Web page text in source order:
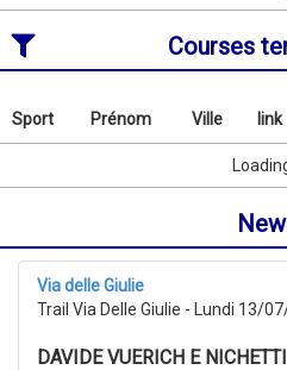
localité
depuis
au
08/09/2026
0KM
avancée
Courses
Rechercher
par
depuis
08/07/2026
08/08/2026
Sport Prénom Ville
link
link
Via delle Giulie
Trail Via Delle Giulie - Lundi 13/
DAVIDE VUERICH E